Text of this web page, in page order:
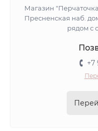
Магазин
Пресненская наб.
рядом с
+7